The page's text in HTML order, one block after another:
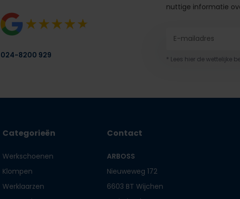
024-8200 929
nuttige informatie
* Lees hier de wettelijke
Categorieën
Werkschoenen
Klompen
Werklaarzen
Contact
ARBOSS
Nieuweweg 172
6603 BT Wijchen